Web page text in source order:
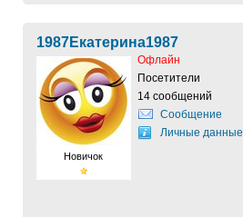
1987Екатерина1987
Новичок
Офлайн
Посетители
14 сообщений
Сообщение
Личные данные